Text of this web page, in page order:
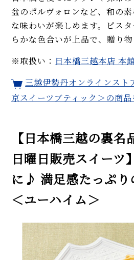
盆のポルヴォロンなど、和の
な味わいが楽しめます。ピス
らかな色合いが上品で、贈り物
※取扱い： 日本橋三越本店 本
三越伊勢丹オンラインスト
京スイーツブティック＞の商
【日本橋三越の裏
日曜日販売スイーツ
に♪ 満足感たっぷり
＜ユーハイム＞